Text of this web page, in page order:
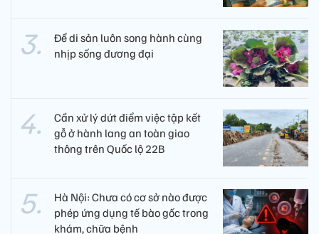
Để di sản luôn song hành cùng
nhịp sống đương đại
Cần xử lý dứt điểm việc tập kết
gỗ ở hành lang an toàn giao
thông trên Quốc lộ 22B
Hà Nội: Chưa có cơ sở nào được
phép ứng dụng tế bào gốc trong
khám, chữa bệnh